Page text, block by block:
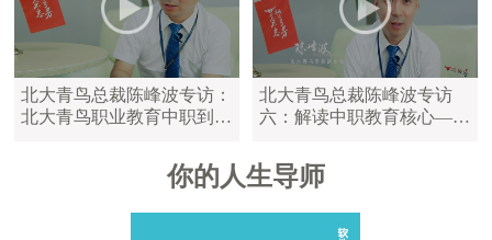
北大青鸟总裁陈峰波专访：
北大青鸟职业教育中职到大
北大青鸟总裁陈峰波专访
六：解读中职教育核心——
你的人生导师